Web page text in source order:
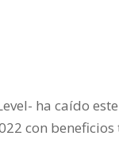
ha caído
con beneficios